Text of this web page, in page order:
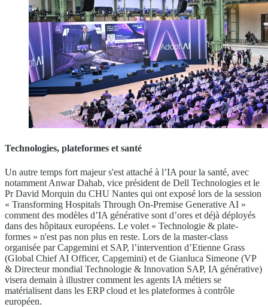
Technologies, plateformes et santé
Un autre temps fort majeur s'est attaché à l’IA pour la santé, avec
notamment Anwar Dahab, vice président de Dell Technologies et le
Pr David Morquin du CHU Nantes qui ont exposé lors de la session
« Transforming Hospitals Through On-Premise Generative AI »
comment des modèles d’IA générative sont d’ores et déjà déployés
dans des hôpitaux européens. Le volet « Technologie & plate-
formes » n'est pas non plus en reste. Lors de la master-class
organisée par Capgemini et SAP, l’intervention d’Etienne Grass
(Global Chief AI Officer, Capgemini) et de Gianluca Simeone (VP
& Directeur mondial Technologie & Innovation SAP, IA générative)
visera demain à illustrer comment les agents IA métiers se
matérialisent dans les ERP cloud et les plateformes à contrôle
européen.